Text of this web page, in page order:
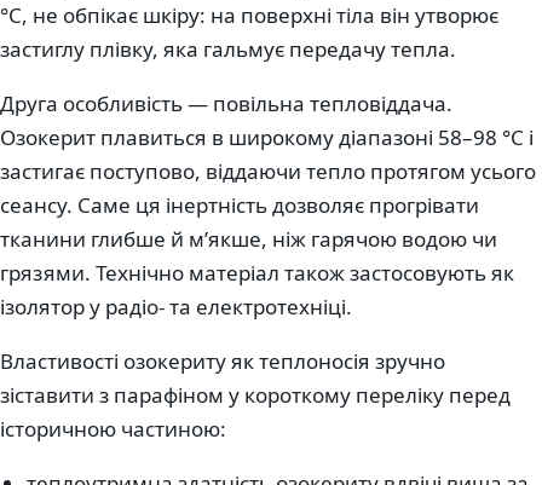
°C, не обпікає шкіру: на поверхні тіла він утворює
застиглу плівку, яка гальмує передачу тепла.
Друга особливість — повільна тепловіддача.
Озокерит плавиться в широкому діапазоні 58–98 °C і
застигає поступово, віддаючи тепло протягом усього
сеансу. Саме ця інертність дозволяє прогрівати
тканини глибше й м’якше, ніж гарячою водою чи
грязями. Технічно матеріал також застосовують як
ізолятор у радіо- та електротехніці.
Властивості озокериту як теплоносія зручно
зіставити з парафіном у короткому переліку перед
історичною частиною: